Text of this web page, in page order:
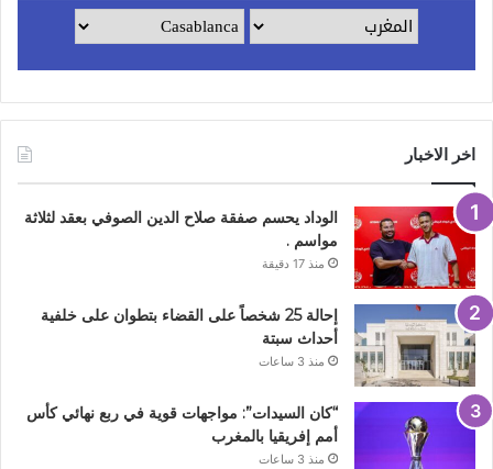
اخر الاخبار
الوداد يحسم صفقة صلاح الدين الصوفي بعقد لثلاثة
مواسم .
منذ 17 دقيقة
إحالة 25 شخصاً على القضاء بتطوان على خلفية
أحداث سبتة
منذ 3 ساعات
“كان السيدات”: مواجهات قوية في ربع نهائي كأس
أمم إفريقيا بالمغرب
منذ 3 ساعات